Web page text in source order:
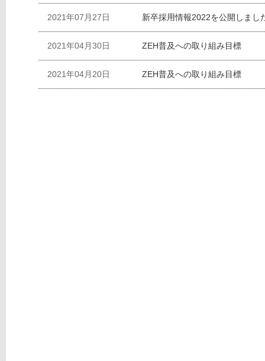
2021年07月27日 新卒採用情報2022を公開しまし
2021年04月30日 ZEH普及への取り組み目標
2021年04月20日 ZEH普及への取り組み目標